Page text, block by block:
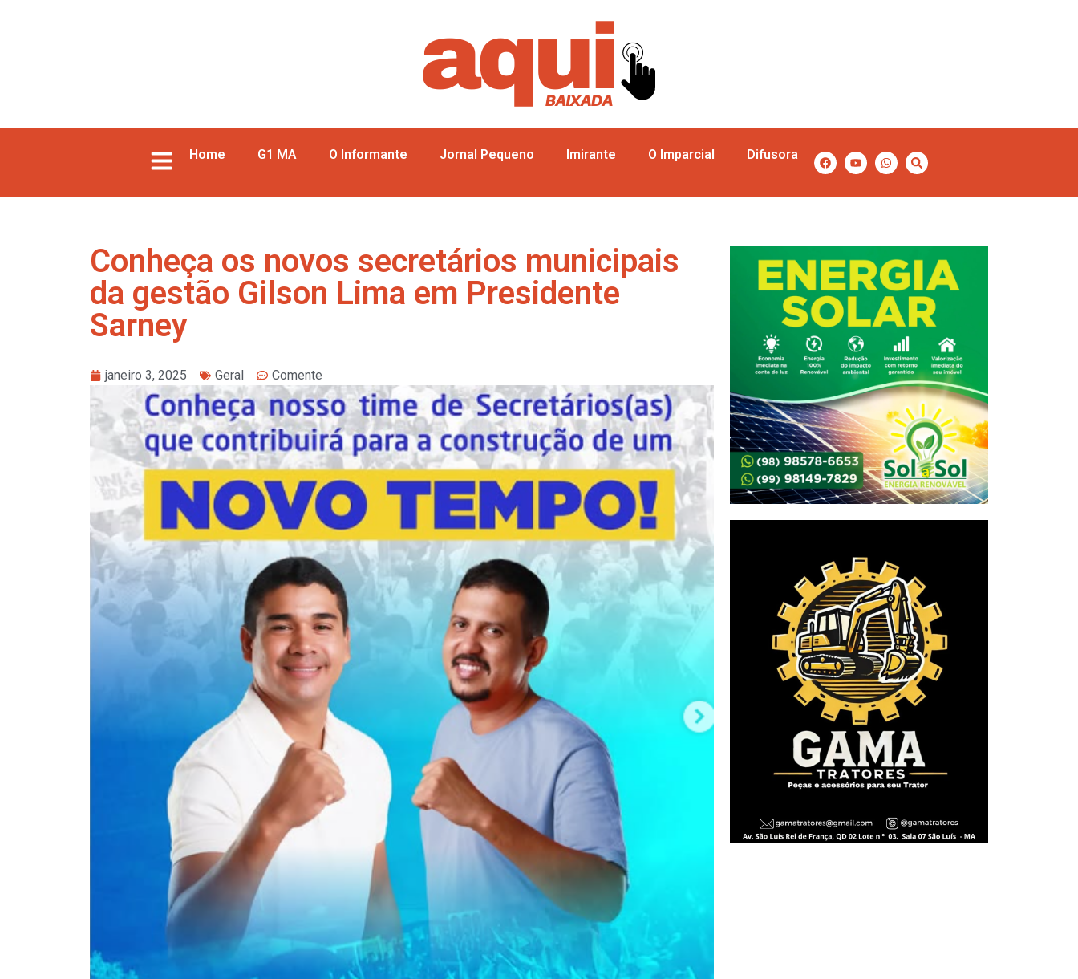
Home G1 MA O Informante Jornal Pequeno Imirante O Imparcial Difusora
Conheça os novos secretários municipais
da gestão Gilson Lima em Presidente
Sarney
janeiro 3, 2025 Geral Comente